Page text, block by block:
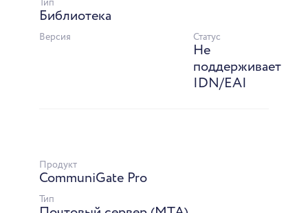
Тип
Библиотека
Версия Статус
Не
поддерживает
IDN/EAI
Продукт
CommuniGate Pro
Тип